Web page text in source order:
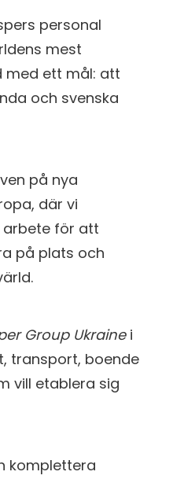
personal
mest
med ett mål: att
och svenska
på nya
där vi
för att
på plats och
Group Ukrainei
transport, boende
vill etablera sig
komplettera